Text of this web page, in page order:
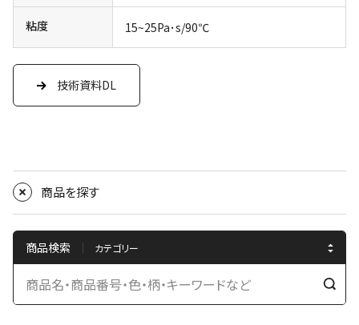
粘度 15~25Pa･s/90℃
技術資料DL
商品を探す
商品検索
検